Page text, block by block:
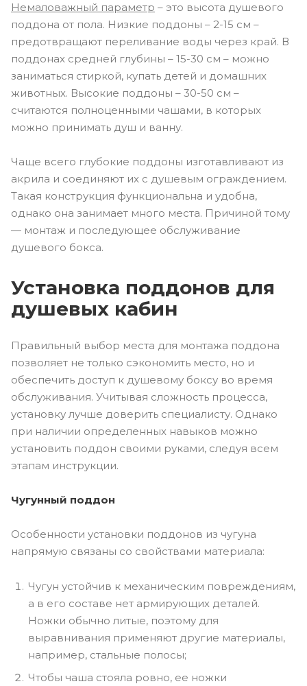
Немаловажный параметр – это высота душевого
поддона от пола. Низкие поддоны – 2-15 см –
предотвращают переливание воды через край. В
поддонах средней глубины – 15-30 см – можно
заниматься стиркой, купать детей и домашних
животных. Высокие поддоны – 30-50 см –
считаются полноценными чашами, в которых
можно принимать душ и ванну.
Чаще всего глубокие поддоны изготавливают из
акрила и соединяют их с душевым ограждением.
Такая конструкция функциональна и удобна,
однако она занимает много места. Причиной тому
— монтаж и последующее обслуживание
душевого бокса.
Установка поддонов для
душевых кабин
Правильный выбор места для монтажа поддона
позволяет не только сэкономить место, но и
обеспечить доступ к душевому боксу во время
обслуживания. Учитывая сложность процесса,
установку лучше доверить специалисту. Однако
при наличии определенных навыков можно
установить поддон своими руками, следуя всем
этапам инструкции.
Чугунный поддон
Особенности установки поддонов из чугуна
напрямую связаны со свойствами материала:
Чугун устойчив к механическим повреждениям,
а в его составе нет армирующих деталей.
Ножки обычно литые, поэтому для
выравнивания применяют другие материалы,
например, стальные полосы;
Чтобы чаша стояла ровно, ее ножки